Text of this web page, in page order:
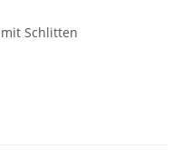
Schlitten